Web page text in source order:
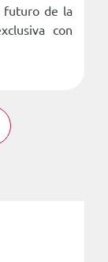
futuro de la
con